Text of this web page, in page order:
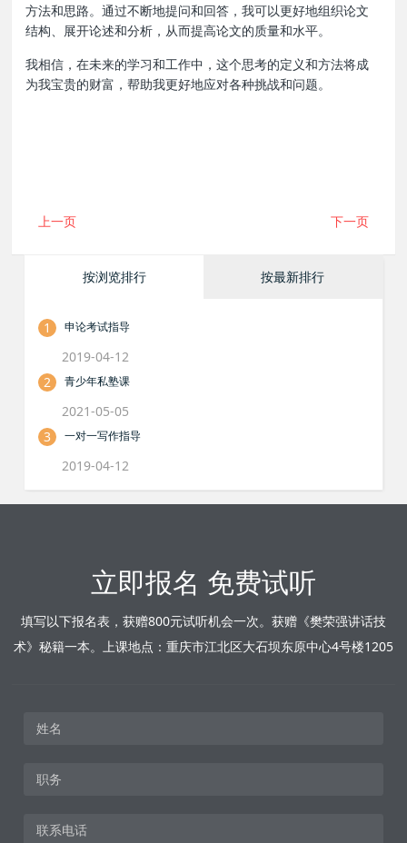
方法和思路。通过不断地提问和回答，我可以更好地组织论文
结构、展开论述和分析，从而提高论文的质量和水平。
我相信，在未来的学习和工作中，这个思考的定义和方法将成
为我宝贵的财富，帮助我更好地应对各种挑战和问题。
上一页 下一页
按浏览排行 按最新排行
1 申论考试指导
2019-04-12
2
青少年私塾课
2021-05-05
3
一对一写作指导
2019-04-12
立即报名 免费试听
填写以下报名表，获赠800元试听机会一次。获赠《樊荣强讲话技
术》秘籍一本。上课地点：重庆市江北区大石坝东原中心4号楼1205